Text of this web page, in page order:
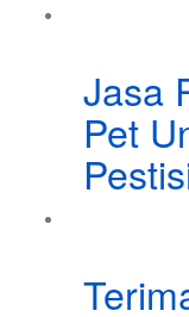
Jasa
Pet